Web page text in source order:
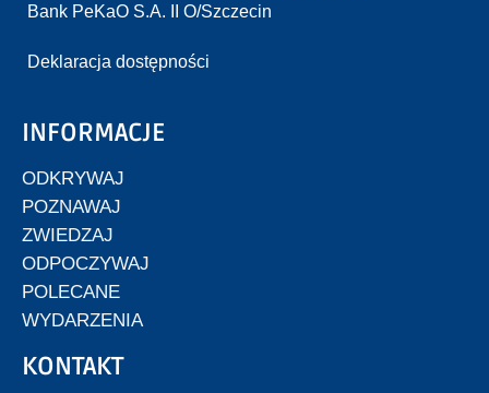
Bank PeKaO S.A. II O/Szczecin
Deklaracja dostępności
INFORMACJE
ODKRYWAJ
POZNAWAJ
ZWIEDZAJ
ODPOCZYWAJ
POLECANE
WYDARZENIA
KONTAKT